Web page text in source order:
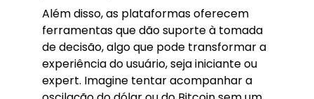
Além disso, as plataformas oferecem
ferramentas que dão suporte à tomada
de decisão, algo que pode transformar a
experiência do usuário, seja iniciante ou
expert. Imagine tentar acompanhar a